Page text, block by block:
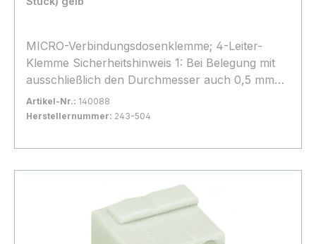
MICRO-Verbindungsdosenklemme; 4-Leiter-
Klemme Sicherheitshinweis 1: Bei Belegung mit
ausschließlich den Durchmesser auch 0,5 mm
Ø/AWG 24 oder 1,0 mm Ø/AWG 18 möglich. 100
Stück
Artikel-Nr.: 140088
Herstellernummer: 243-504
In den Warenkorb